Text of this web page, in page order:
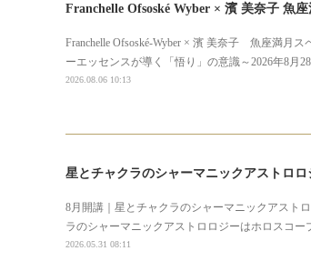
Franchelle Ofsoské Wyber × 濱 美奈子 魚
Franchelle Ofsoské-Wyber × 濱 美奈子 魚座満月
ーエッセンスが導く「悟り」の意識～2026年8月
2026.08.06 10:13
星とチャクラのシャーマニックアストロ
8月開講｜星とチャクラのシャーマニックアスト
ラのシャーマニックアストロロジーはホロスコ
2026.05.31 08:11